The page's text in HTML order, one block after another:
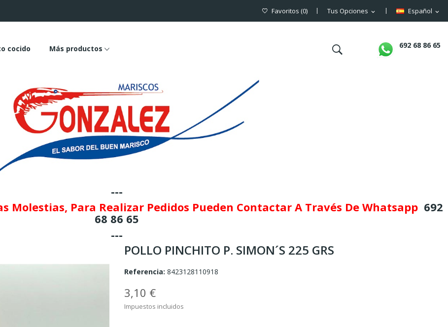
Español expand_more
Tus Opciones expand_more
Favoritos (0)
cocido Más productos 692 68 86 65
---
Molestias, Para Realizar Pedidos Pueden Contactar A Través De Whatsapp692
68 86 65
---
POLLO PINCHITO P. SIMON´S 225 GRS
Referencia: 8423128110918
3,10 €
Impuestos incluidos